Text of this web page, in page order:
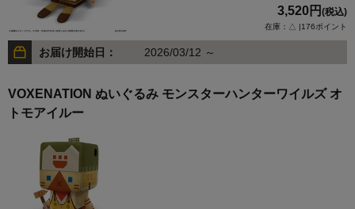
3,520円 (税込)
在庫：△ |176ポイント
お届け開始日： 2026/03/12 ～
VOXENATION ぬいぐるみ モンスターハンターワイルズ オ
トモアイルー